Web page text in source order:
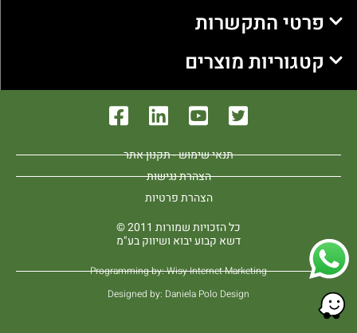
פרטי התקשרות
קטגוריות מוצרים
תנאי שימוש - תקנון אתר
הצהרת נגישות
הצהרת פרטיות
כל הזכויות שמורות 2011 ©
דשא קבוע יבוא ושיווק בע"מ
Programming by: Wisy Internet Marketing
Designed by: Daniela Polo Design